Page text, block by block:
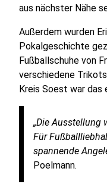
aus nächster Nähe
Außerdem wurden
Pokalgeschichte
Fußballschuhe von
verschiedene
Kreis Soest war das
„Die Ausstellung
Für
spannende
Poelmann.